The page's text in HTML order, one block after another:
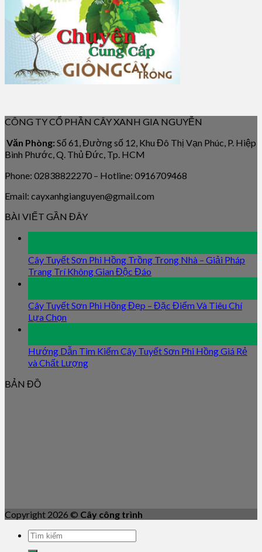
CÔNG TY CỔ PHẦN CÂY XANH GIA NGUYỄN
Văn Phòng: Số 61, Đường số 12, Khu Đô Thị Vạn Phúc, P. Hiệp
Bình Phước, Q. Thủ Đức, Tp. HCM
Phone: 02838822270 – Hotline: 0916709468
Email: cayxanhgianguyen@gmail.com
BÀI VIẾT GẦN ĐÂY
Cây Tuyết Sơn Phi Hồng Trồng Trong Nhà – Giải Pháp
Trang Trí Không Gian Độc Đáo
Cây Tuyết Sơn Phi Hồng Đẹp – Đặc Điểm Và Tiêu Chí
Lựa Chọn
Hướng Dẫn Tìm Kiếm Cây Tuyết Sơn Phi Hồng Giá Rẻ
và Chất Lượng
BẢN ĐỒ
Copyright 2026 © Cây công trình